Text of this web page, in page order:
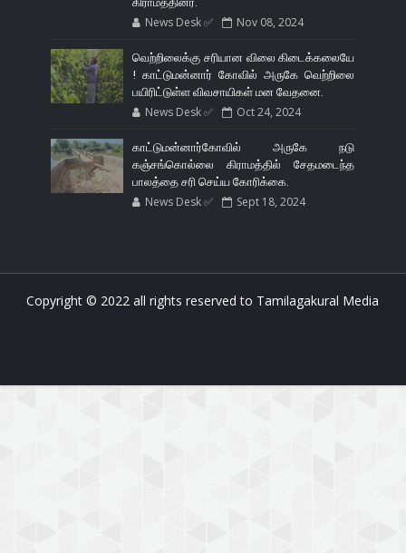
News Desk ✅ Nov 08, 2024
வெற்றிலைக்கு சரியான விலை கிடைக்கலையே
! காட்டுமன்னார் கோவில் அருகே வெற்றிலை
பயிரிட்டுள்ள விவசாயிகள் மன வேதனை.
News Desk ✅ Oct 24, 2024
காட்டுமன்னார்கோவில் அருகே நடு
கஞ்சங்கொல்லை கிராமத்தில் சேதமடைந்த
பாலத்தை சரி செய்ய கோரிக்கை.
News Desk ✅ Sept 18, 2024
Copyright © 2022 all rights reserved to Tamilagakural Media